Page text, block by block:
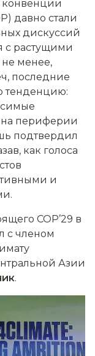
давно стали
дискуссий
с растущими
менее,
последние
тенденцию:
на периферии
подтвердил
как голоса
и
COP’29 в
с членом
Азии
.